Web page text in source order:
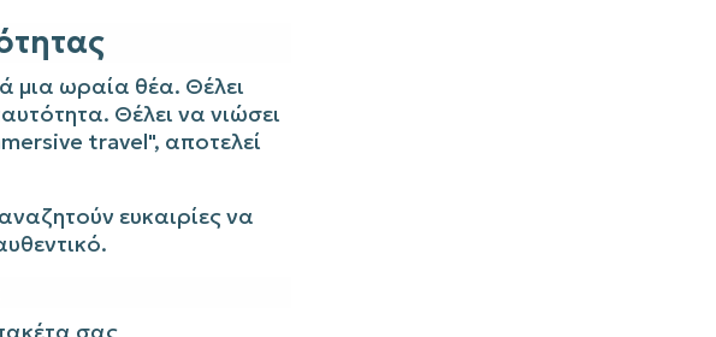
μια ωραία θέα. Θέλει
Θέλει να νιώσει
travel", αποτελεί
ευκαιρίες να
σας